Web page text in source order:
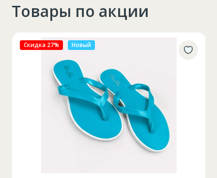
Товары по акции
Скидка 27% Новый